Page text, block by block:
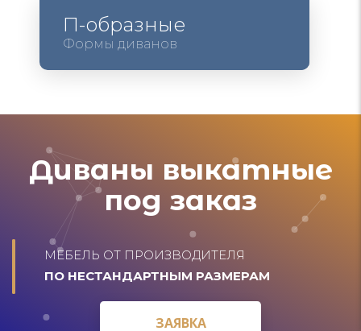
П-образные
Формы диванов
Диваны выкатные
под заказ
МЕБЕЛЬ ОТ ПРОИЗВОДИТЕЛЯ
ПО НЕСТАНДАРТНЫМ РАЗМЕРАМ
ЗАЯВКА
ЗАЯВКА